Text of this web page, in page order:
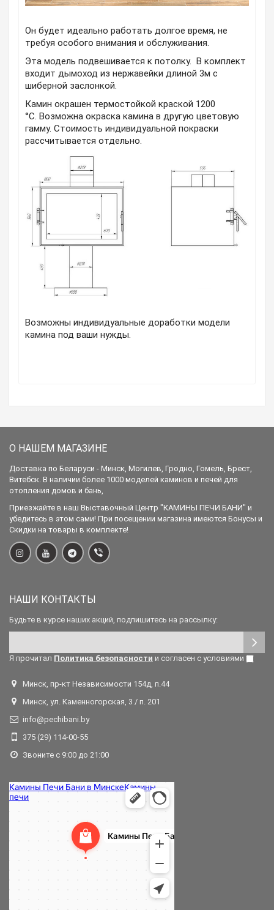
Он будет идеально работать долгое время, не
требуя особого внимания и обслуживания.
Эта модель подвешивается к потолку.
В комплект
входит дымоход из нержавейки длиной 3м с
шиберной заслонкой.
Камин окрашен термостойкой краской 1200
°С. Возможна окраска камина в другую цветовую
гамму. Стоимость индивидуальной покраски
рассчитывается отдельно.
Возможны индивидуальные доработки модели
камина под ваши нужды.
О НАШЕМ МАГАЗИНЕ
Доставка по Беларуси - Минск, Могилев, Гродно, Гомель, Брест,
Витебск. В наличии более 1000 моделей каминов и печей для
отопления домов и бань,
Приезжайте в наш Выставочный Центр "КАМИНЫ ПЕЧИ БАНИ" и
убедитесь в этом сами! При посещении магазина имеются Бонусы и
Скидки на товары в комплекте!
НАШИ КОНТАКТЫ
Будьте в курсе наших акций, подпишитесь на рассылку:
Я прочитал Политика безопасности и согласен с условиями
Минск, пр-кт Независимости 154д, п.44
Минск, ул. Каменногорская, 3 / п. 201
info@pechibani.by
375 (29) 114-00-55
Звоните с 9:00 до 21:00